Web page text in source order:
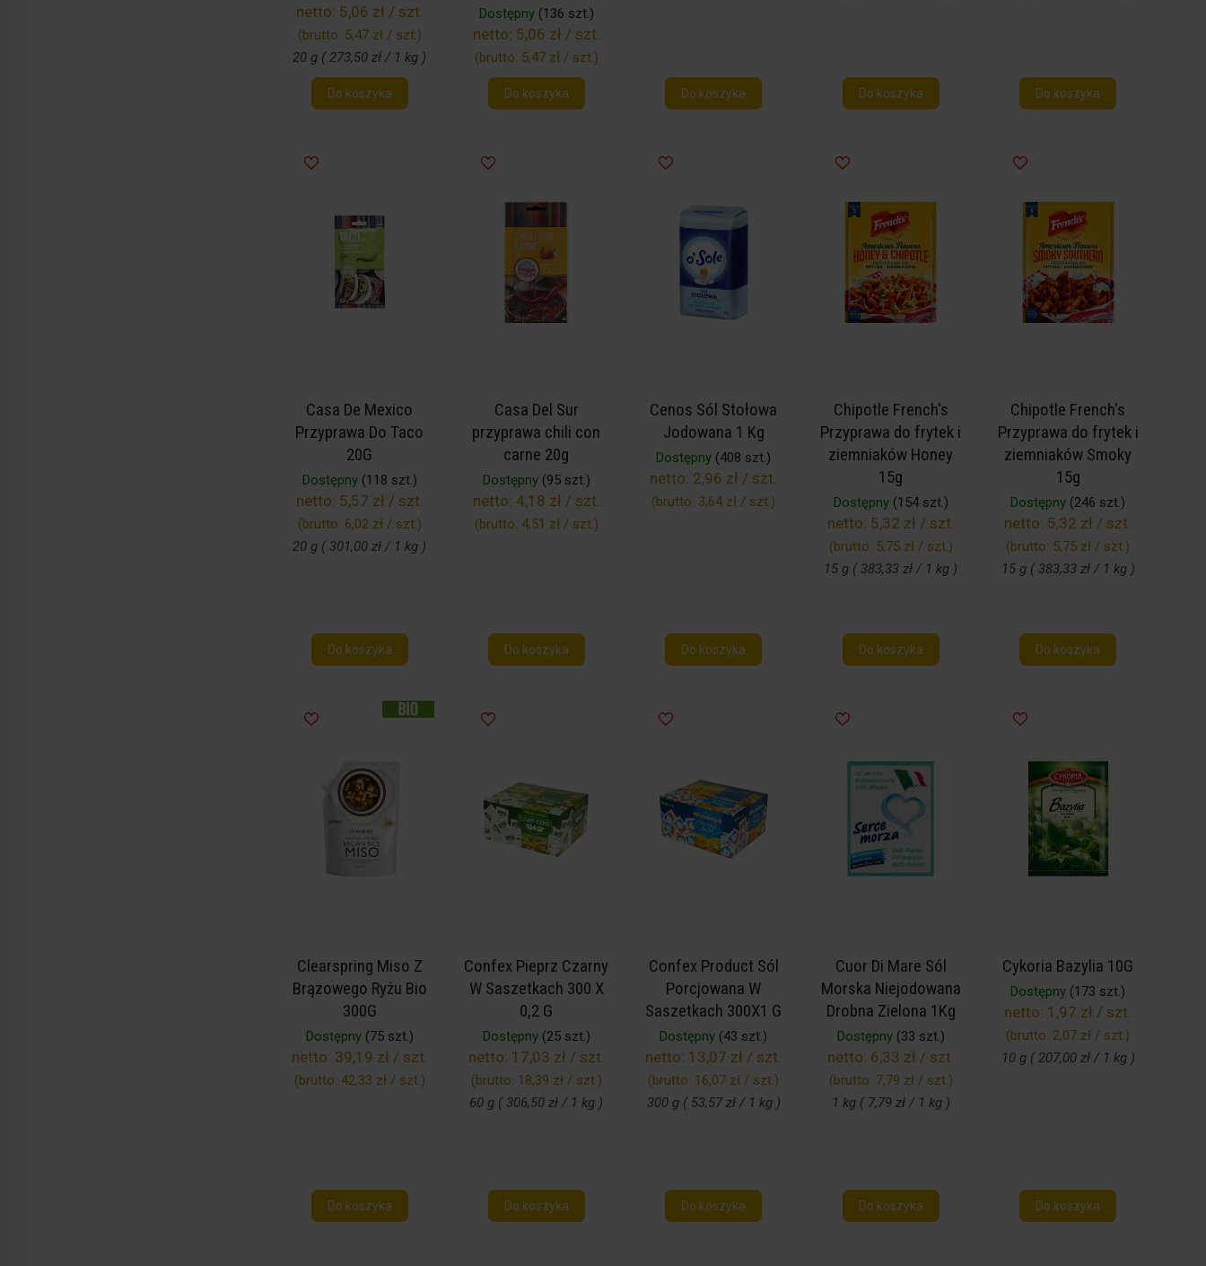
netto: 5,06 zł / szt.
(brutto: 5,47 zł / szt.)
20 g ( 273,50 zł / 1 kg )
Do koszyka
Dostępny(136 szt.)
netto: 5,06 zł / szt.
(brutto: 5,47 zł / szt.)
Do koszyka Do koszyka Do koszyka Do koszyka
Casa De Mexico
Przyprawa Do Taco
20G
Dostępny(118 szt.)
netto: 5,57 zł / szt.
(brutto: 6,02 zł / szt.)
20 g ( 301,00 zł / 1 kg )
Do koszyka
Casa Del Sur
przyprawa chili con
carne 20g
Dostępny(95 szt.)
netto: 4,18 zł / szt.
(brutto: 4,51 zł / szt.)
Do koszyka
Cenos Sól Stołowa
Jodowana 1 Kg
Dostępny (408 szt.)
netto: 2,96 zł / szt.
(brutto: 3,64 zł / szt.)
Do koszyka
Chipotle French's
Przyprawa do frytek i
ziemniaków Honey
15g
Dostępny(154 szt.)
netto: 5,32 zł / szt.
(brutto: 5,75 zł / szt.)
15 g ( 383,33 zł / 1 kg )
Do koszyka
Chipotle French's
Przyprawa do frytek i
ziemniaków Smoky
15g
Dostępny (246 szt.)
netto: 5,32 zł / szt.
(brutto: 5,75 zł / szt.)
15 g ( 383,33 zł / 1 kg )
Do koszyka
Clearspring Miso Z
Brązowego Ryżu Bio
300G
Dostępny(75 szt.)
netto: 39,19 zł / szt.
(brutto: 42,33 zł / szt.)
Do koszyka
Confex Pieprz Czarny
W Saszetkach 300 X
0,2 G
Dostępny(25 szt.)
netto: 17,03 zł / szt.
(brutto: 18,39 zł / szt.)
60 g ( 306,50 zł / 1 kg )
Do koszyka
Confex Product Sól
Porcjowana W
Saszetkach 300X1 G
Dostępny (43 szt.)
netto: 13,07 zł / szt.
(brutto: 16,07 zł / szt.)
300 g ( 53,57 zł / 1 kg )
Do koszyka
Cuor Di Mare Sól
Morska Niejodowana
Drobna Zielona 1Kg
Dostępny(33 szt.)
netto: 6,33 zł / szt.
(brutto: 7,79 zł / szt.)
1 kg ( 7,79 zł / 1 kg )
Do koszyka
Cykoria Bazylia 10G
Dostępny (173 szt.)
netto: 1,97 zł / szt.
(brutto: 2,07 zł / szt.)
10 g ( 207,00 zł / 1 kg )
Do koszyka